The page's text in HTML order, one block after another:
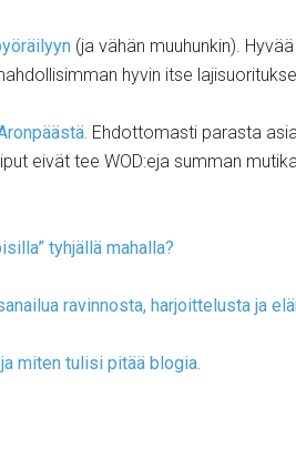
(ja vähän muuhunkin).
hyvin itse
Ehdottomasti parasta
eivät tee WOD:eja summan
tyhjällä mahalla?
ravinnosta, harjoittelusta ja
miten tulisi pitää blogia.